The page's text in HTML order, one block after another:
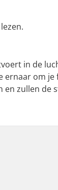
in de
ernaar om je
zullen de